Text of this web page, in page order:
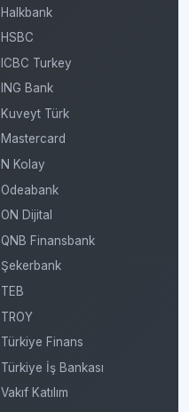
Halkbank
HSBC
ICBC Turkey
ING Bank
Kuveyt Türk
Mastercard
N Kolay
Odeabank
ON Dijital
QNB Finansbank
Şekerbank
TEB
TROY
Türkiye Finans
Türkiye İş Bankası
Vakıf Katılım